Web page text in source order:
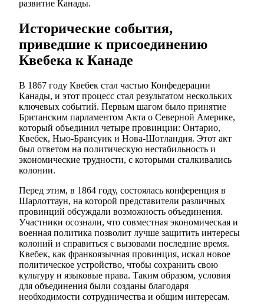
развитие Канады.
Исторические события,
приведшие к присоединению
Квебека к Канаде
В 1867 году Квебек стал частью Конфедерации
Канады, и этот процесс стал результатом нескольких
ключевых событий. Первым шагом было принятие
Британским парламентом Акта о Северной Америке,
который объединил четыре провинции: Онтарио,
Квебек, Нью-Брансуик и Нова-Шотландия. Этот акт
был ответом на политическую нестабильность и
экономические трудности, с которыми сталкивались
колонии.
Перед этим, в 1864 году, состоялась конференция в
Шарлоттаун, на которой представители различных
провинций обсуждали возможность объединения.
Участники осознали, что совместная экономическая и
военная политика позволит лучше защитить интересы
колоний и справиться с вызовами последние время.
Квебек, как франкоязычная провинция, искал новое
политическое устройство, чтобы сохранить свою
культуру и языковые права. Таким образом, условия
для объединения были созданы благодаря
необходимости сотрудничества и общим интересам.